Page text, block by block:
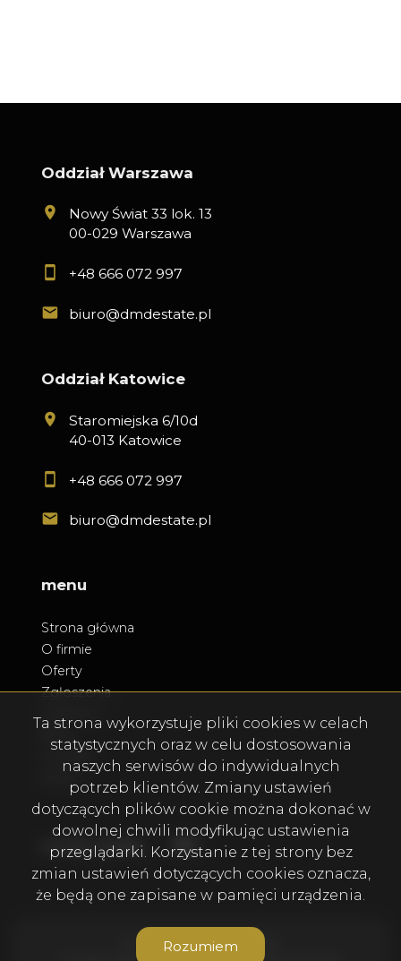
Oddział Warszawa
Nowy Świat 33 lok. 13
00-029 Warszawa
+48 666 072 997
biuro@dmdestate.pl
Oddział Katowice
Staromiejska 6/10d
40-013 Katowice
+48 666 072 997
biuro@dmdestate.pl
menu
Strona główna
O firmie
Oferty
Zgłoszenia
Kontakt
social media Facebook
Facebook
Firma DMD ESTATE © 2026
Ta strona wykorzystuje pliki cookies w celach
statystycznych oraz w celu dostosowania
naszych serwisów do indywidualnych
potrzeb klientów. Zmiany ustawień
dotyczących plików cookie można dokonać w
dowolnej chwili modyfikując ustawienia
przeglądarki. Korzystanie z tej strony bez
zmian ustawień dotyczących cookies oznacza,
że będą one zapisane w pamięci urządzenia.
Rozumiem